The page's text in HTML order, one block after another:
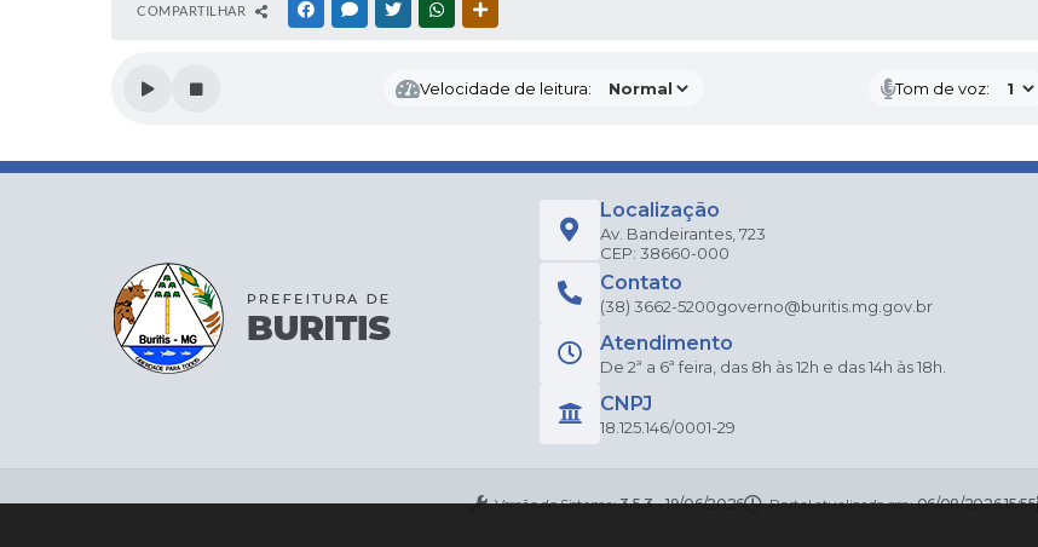
COMPARTILHAR FACEBOOKMESSENGER
TWITTERWHATSAPP
Velocidade de leitura: Tom de voz:
Localização
Av. Bandeirantes, 723
CEP: 38660-000
Contato
(38) 3662-5200governo@buritis.mg.gov.br
Atendimento
De 2ª a 6ª feira, das 8h às 12h e das 14h às 18h.
CNPJ
18.125.146/0001-29
Versão do Sistema:3.5.3 - 19/06/2026 Portal atualizado em:06/08/2026 15:55